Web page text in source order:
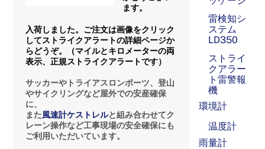
ます。
入荷しました。ご注文は画像をクリック
してストライクアラートの詳細ページか
らどうぞ。（マイルとキロメーターの両
表示、正規ストライクアラートです）
サッカーやトライアスロンポーツ、登山
やサイクリングなど屋外での安産確保
に、
また風速計ケストレルと組み合わせてク
レーン操作など工事現場の安全確保にも
ご利用いただいています。
雷検知シ
ステム
LD350
ストライ
クアラー
ト雷警報
機
環境計
温度計
雨量計